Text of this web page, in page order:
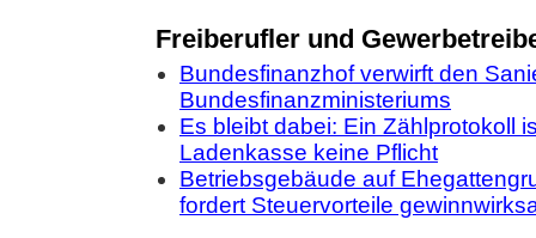
Freiberufler und
Bundesfinanzhof verwirft den
Bundesfinanzministeriums
Es bleibt dabei: Ein Zählprotokoll
Ladenkasse keine Pflicht
Betriebsgebäude auf
fordert Steuervorteile